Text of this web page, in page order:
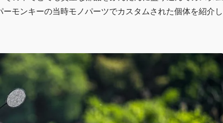
モンキーの当時モノパーツでカスタムされた個体を紹介し